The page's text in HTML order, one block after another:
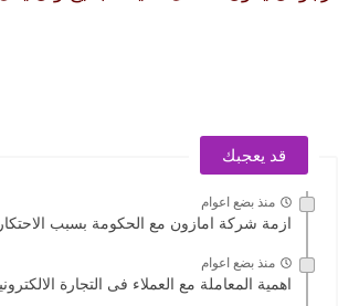
قد يعجبك
منذ بضع اعوام
ازمة شركة امازون مع الحكومة بسبب الاحتكار
منذ بضع اعوام
اهمية المعاملة مع العملاء فى التجارة